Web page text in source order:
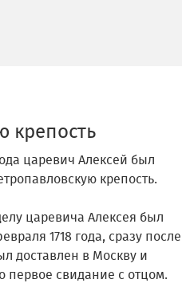
крепость
царевич Алексей был
крепость.
царевича Алексея был
1718 года, сразу после
доставлен в Москву и
первое свидание с отцом.